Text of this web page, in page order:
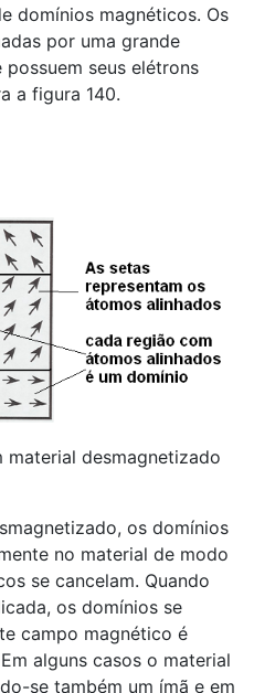
domínios magnéticos. Os
por uma grande
seus elétrons
a figura 140.
material desmagnetizado
os domínios
no material de modo
se cancelam. Quando
os domínios se
campo magnético é
alguns casos o material
se também um ímã e em